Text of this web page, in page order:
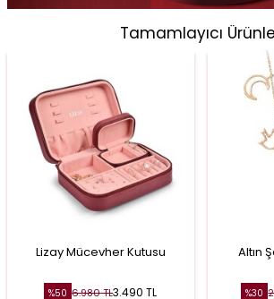
Tamamlayıcı
Lizay Mücevher Kutusu
%50 6.980TL3.490 TL
Altın
%30